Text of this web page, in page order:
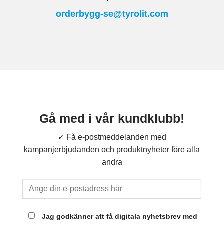
orderbygg-se@tyrolit.com
Gå med i vår kundklubb!
✓ Få e-postmeddelanden med
kampanjerbjudanden och produktnyheter före alla
andra
Jag godkänner att få digitala nyhetsbrev med